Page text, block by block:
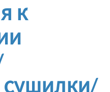
к
сушилки/